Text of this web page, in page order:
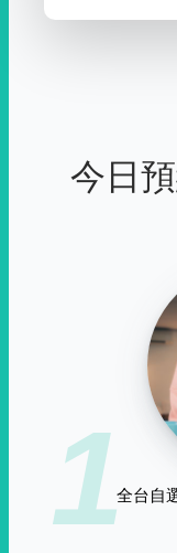
今日
1全台自